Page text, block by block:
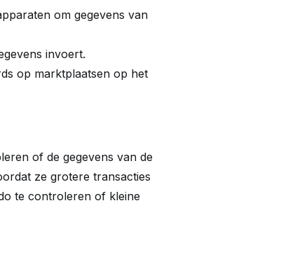
om gegevens van
invoert.
op marktplaatsen op het
of de gegevens van de
ze grotere transacties
te controleren of kleine